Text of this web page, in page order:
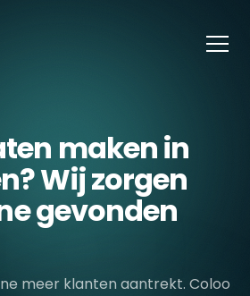
maken in
Wij zorgen
gevonden
meer klanten aantrekt. Coloo